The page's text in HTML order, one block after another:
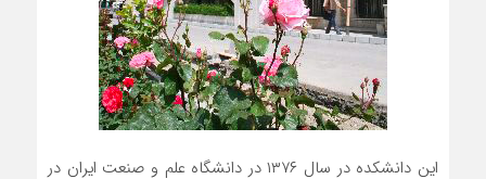
این دانشکده در سال ۱۳۷۶ در دانشگاه علم و صنعت ایران در